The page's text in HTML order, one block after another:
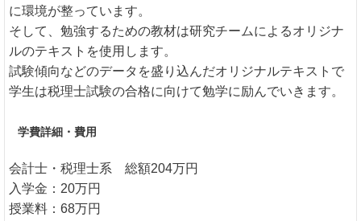
に環境が整っています。
そして、勉強するための教材は研究チームによるオリジナ
ルのテキストを使用します。
試験傾向などのデータを盛り込んだオリジナルテキストで
学生は税理士試験の合格に向けて勉学に励んでいきます。
学費詳細・費用
会計士・税理士系 総額204万円
入学金：20万円
授業料：68万円